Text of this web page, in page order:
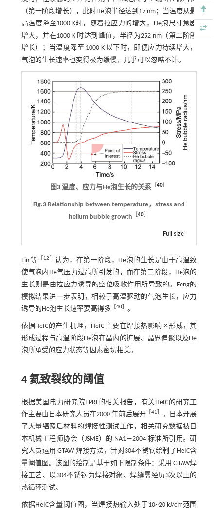
（第一阶段增长），此时He泡半径达到17 nm；当温度从最
高温度降至1000 K时，随着拉应力的增大，He泡尺寸急剧
增大，并在1000 K 时达到峰值，半径为252 nm（第二阶段
增长）；当温度降至 1000 K 以下时，即便应力持续增大，
气泡的生长速率也变得极为缓慢，几乎可以忽略不计。
图3 温度、应力与He泡生长的关系 40］
Fig.3 Relationship between temperature，stress and
helium bubble growth
［40］
Full size
Lin 等 12 ］认为，在第一阶段，He泡的生长是由于高温致
使气泡内He气压力过高所引发的，而在第二阶段，He泡的
生长则是由拉应力诱导的空位吸收作用所导致的。Feng的
模拟结果进一步表明，相较于高温驱动的气泡生长，应力
诱导的He泡生长速率要高得多
40］ 。
依据HeIC的产生机理，HeIC 主要在焊接热影响区形成，其
形成过程与高温阶段He泡在晶内的扩展、晶界偏聚以及He
泡所承受的应力状态等因素密切相关。
4 氦致裂纹的阈值
根据美国电力研究院EPRI的相关报告，有关HeIC的研究工
作主要由日本研究人员在2000 年前后展开［ 41
。日本开展
了大量辐照后材料的焊接性测试工作，相关研究数据被日
本机械工程师协会（JSME）的 NA1—2004 标准所引用。研
究人员运用 GTAW 焊接方法，针对304不锈钢绘制了HeIC含
量阈值图。该图的绘制是基于如下限制条件：采用 GTAW焊
接工艺、以304不锈钢为焊接对象、焊缝需经历3次以上的
热循环测试。
依据HeIC含量阈值图，当焊接热输入处于10~20 kJ/cm范围